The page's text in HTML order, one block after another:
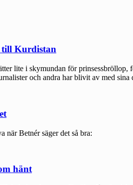
till Kurdistan
lite i skymundan för
och andra har blivit av med
när Betnér säger det så bra:
hänt